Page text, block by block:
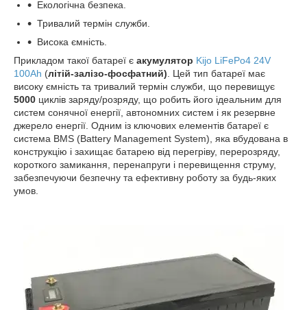
Екологічна безпека.
Тривалий термін служби.
Висока ємність.
Прикладом такої батареї є акумулятор Kijo LiFePo4 24V
100Ah (літій-залізо-фосфатний). Цей тип батареї має
високу ємність та тривалий термін служби, що перевищує
5000 циклів заряду/розряду, що робить його ідеальним для
систем сонячної енергії, автономних систем і як резервне
джерело енергії. Одним із ключових елементів батареї є
система BMS (Battery Management System), яка вбудована в
конструкцію і захищає батарею від перегріву, перерозряду,
короткого замикання, перенапруги і перевищення струму,
забезпечуючи безпечну та ефективну роботу за будь-яких
умов.